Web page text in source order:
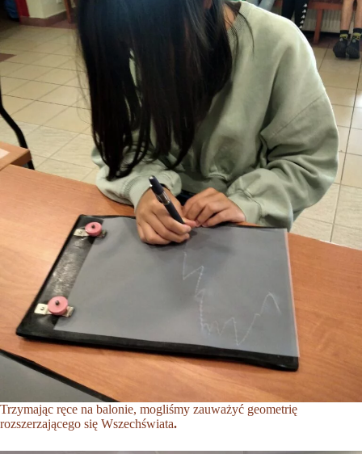
Trzymając ręce na balonie, mogliśmy zauważyć geometrię
rozszerzającego się Wszechświata.